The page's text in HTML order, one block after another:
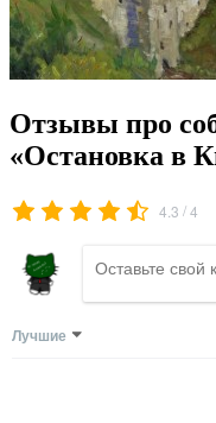
Отзывы про
«Остановка в
4.3 /4
Лучшие